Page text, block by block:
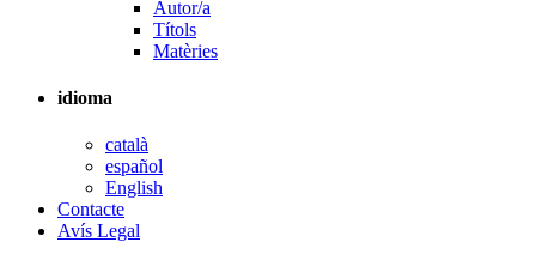
Autor/a
Títols
Matèries
idioma
català
español
English
Contacte
Avís Legal